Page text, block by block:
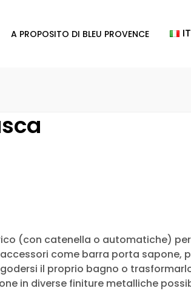
A PROPOSITO DI BLEU PROVENCE
(con catenella o automatiche)
come barra porta sapone,
il proprio bagno o
in diverse finiture metalliche